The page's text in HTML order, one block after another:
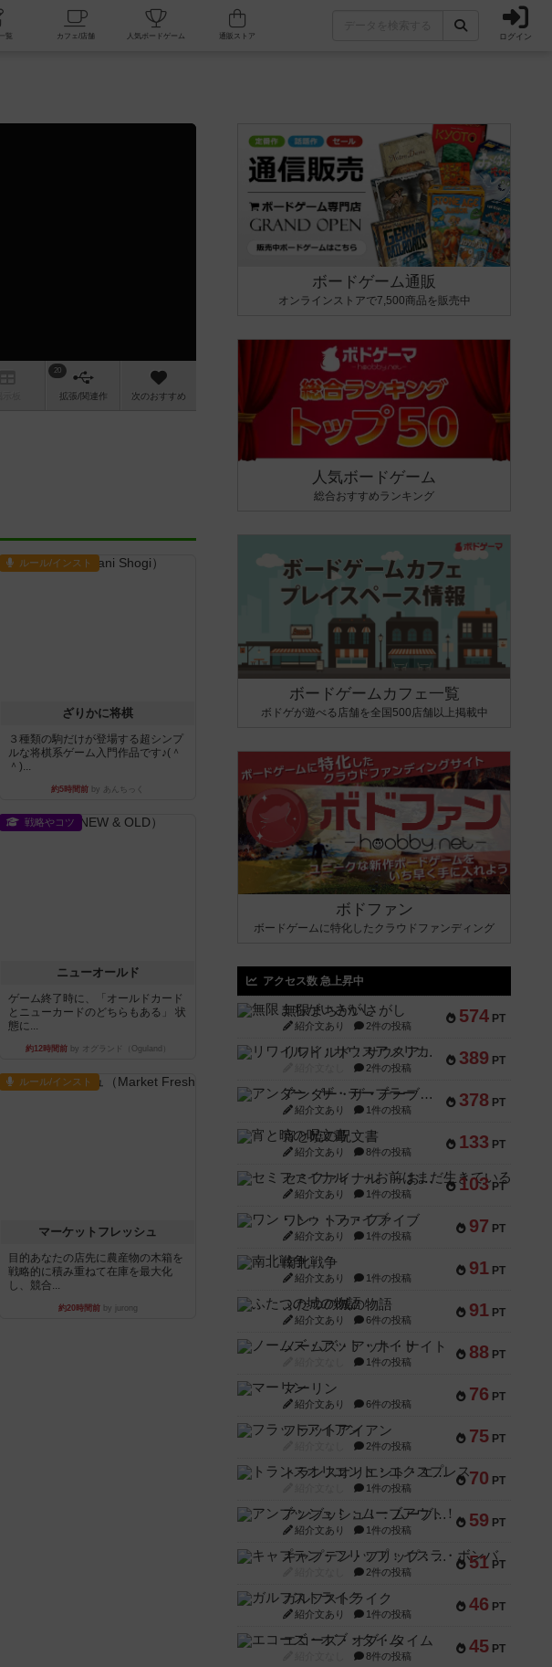
掲示板一覧 カフェ/店舗 人気ボードゲーム ログイン
20
拡張/関連作 次のおすすめ
ルール/インスト
ざりかに将棋
３種類の駒だけが登場する超シンプ
ルな将棋系ゲーム入門作品です♪(＾
＾)...
約5時間前 by あんちっく
戦略やコツ
ニューオールド
ゲーム終了時に、「オールドカード
とニューカードのどちらもある」 状
態に...
約12時間前by オグランド（Oguland）
ルール/インスト
マーケットフレッシュ
目的あなたの店先に農産物の木箱を
戦略的に積み重ねて在庫を最大化
し、競合...
約20時間前by jurong
ボードゲーム通販
オンラインストアで7,500商品を販売中
人気ボードゲーム
総合おすすめランキング
ボードゲームカフェ一覧
ボドゲが遊べる店舗を全国500店舗以上掲載中
ボドファン
ボードゲームに特化したクラウドファンディング
アクセス数 急上昇中
574 PT
無限まちがいさがし
紹介文あり 2件の投稿
389 PT
リワイルド：サウスアメリカ
2件の投稿
378 PT
アンダー・ザ・テーブラー
紹介文あり 1件の投稿
133 PT
宵と暁の呪文書
紹介文あり 8件の投稿
103 PT
セミファイナル ～お前はまだ生きている～
紹介文あり 1件の投稿
97 PT
ワン・トゥ・ファイブ
紹介文あり 1件の投稿
91 PT
南北戦争
紹介文あり 1件の投稿
91 PT
ふたつの城の物語
紹介文あり 6件の投稿
88 PT
ノームズ・アット・ナイト
1件の投稿
76 PT
マーリン
紹介文あり 6件の投稿
75 PT
フラットアイアン
2件の投稿
70 PT
トランスオリエント・エクスプレス
1件の投稿
59 PT
アンブッシュ！：ムーブアウト！
紹介文あり 1件の投稿
51 PT
キャプテン・フリップ：イスラ・ボンバ
2件の投稿
46 PT
ガルフストライク
紹介文あり 1件の投稿
45 PT
エコーズ・オブ・タイム
8件の投稿